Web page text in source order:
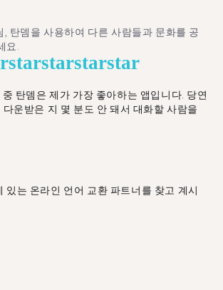
, 탄뎀을 사용하여 다른 사람들과 문화를 공
요.
starstarstarstar
탄뎀은 제가 가장 좋아하는 앱입니다. 당연
다운받은 지 몇 분도 안 돼서 대화할 사람을
있는 온라인 언어 교환 파트너를 찾고 계시